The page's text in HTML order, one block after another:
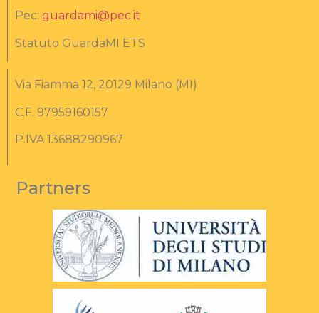
Pec: guardami@pec.it
Statuto GuardaMI ETS
Via Fiamma 12, 20129 Milano (MI)
C.F. 97959160157
P.IVA 13688290967
Partners